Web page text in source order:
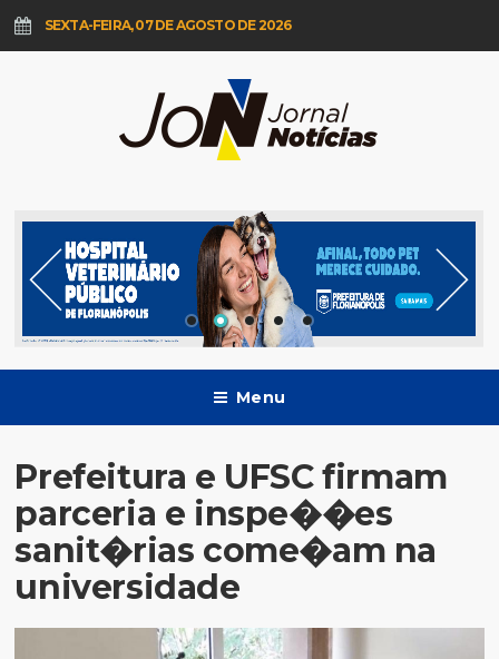
SEXTA-FEIRA, 07 DE AGOSTO DE 2026
Menu
Prefeitura e UFSC firmam
parceria e inspe��es
sanit�rias come�am na
universidade